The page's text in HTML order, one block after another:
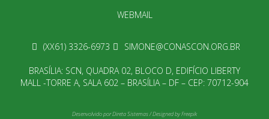
WEBMAIL
(XX61) 3326-6973 SIMONE@CONASCON.ORG.BR
BRASÍLIA: SCN, QUADRA 02, BLOCO D, EDIFÍCIO LIBERTY
MALL -TORRE A, SALA 602 – BRASÍLIA – DF – CEP: 70712-904
Desenvolvido porDireta Sistemas/Designed by Freepik